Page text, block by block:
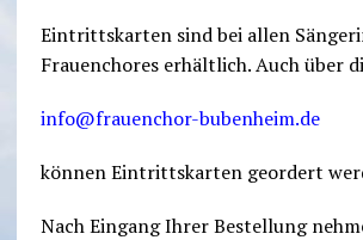
Eintrittskarten sind bei allen
Frauenchores erhältlich. Auch über
info@frauenchor-bubenheim.de
können Eintrittskarten geordert
Nach Eingang Ihrer Bestellung